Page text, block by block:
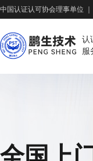
中国认证认可协会理事单位
认
服